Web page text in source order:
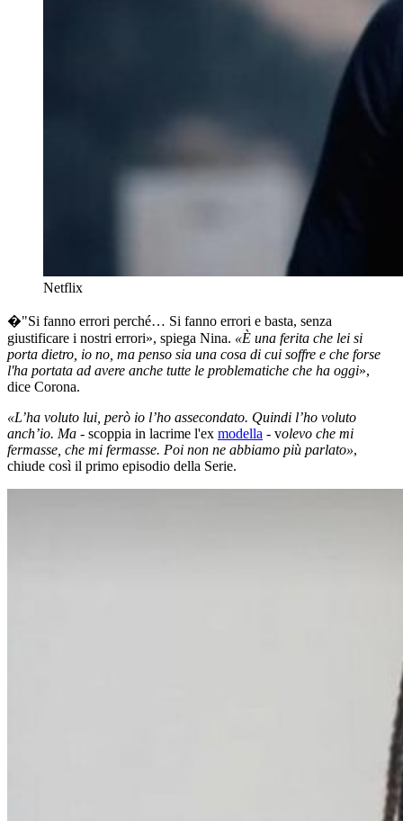
Netflix
�"Si fanno errori perché… Si fanno errori e basta, senza
giustificare i nostri errori», spiega Nina. «È una ferita che lei si
porta dietro, io no, ma penso sia una cosa di cui soffre e che forse
l'ha portata ad avere anche tutte le problematiche che ha oggi»,
dice Corona.
«L’ha voluto lui, però io l’ho assecondato. Quindi l’ho voluto
anch’io. Ma - scoppia in lacrime l'ex modella - volevo che mi
fermasse, che mi fermasse. Poi non ne abbiamo più parlato»,
chiude così il primo episodio della Serie.